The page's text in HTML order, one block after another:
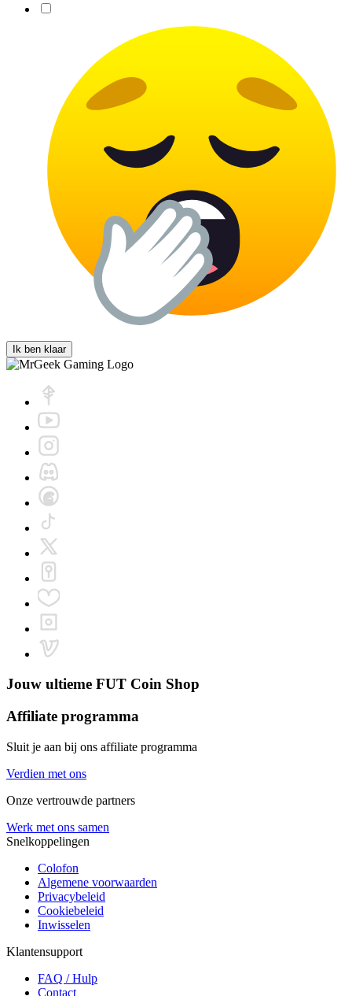
Ik ben klaar
Jouw ultieme FUT Coin Shop
Affiliate programma
Sluit je aan bij ons affiliate programma
Verdien met ons
Onze vertrouwde partners
Werk met ons samen
Snelkoppelingen
Colofon
Algemene voorwaarden
Privacybeleid
Cookiebeleid
Inwisselen
Klantensupport
FAQ / Hulp
Contact